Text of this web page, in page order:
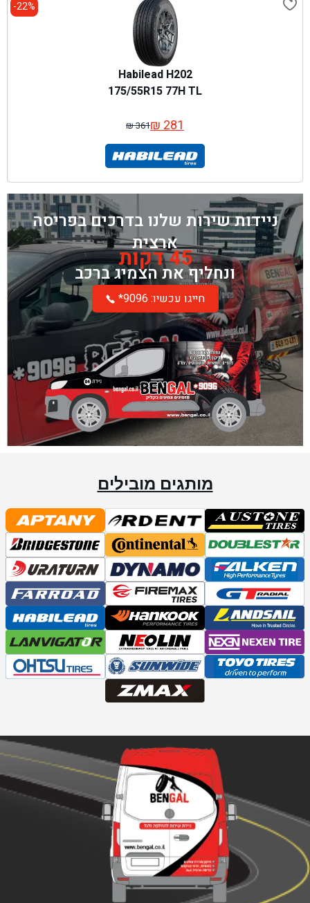
22%-
Habilead H202
175/55R15 77H TL
₪361
המחיר
המקורי
היה:
₪ 361.
₪281 המחיר
הנוכחי
הוא:
₪ 281.
ניידות שירות שלנו בדרכים בפריסה
ארצית
45 דקות
ונחליף את הצמיג ברכב
*חייגו עכשיו: 9096
מותגים מובילים